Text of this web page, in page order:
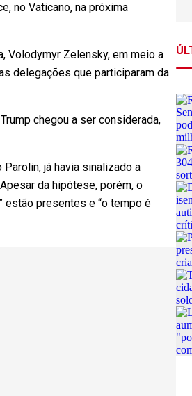
no Vaticano, na próxima
Volodymyr Zelensky, em meio a
delegações que participaram da
chegou a ser considerada,
já havia sinalizado a
da hipótese, porém, o
estão presentes e “o tempo é